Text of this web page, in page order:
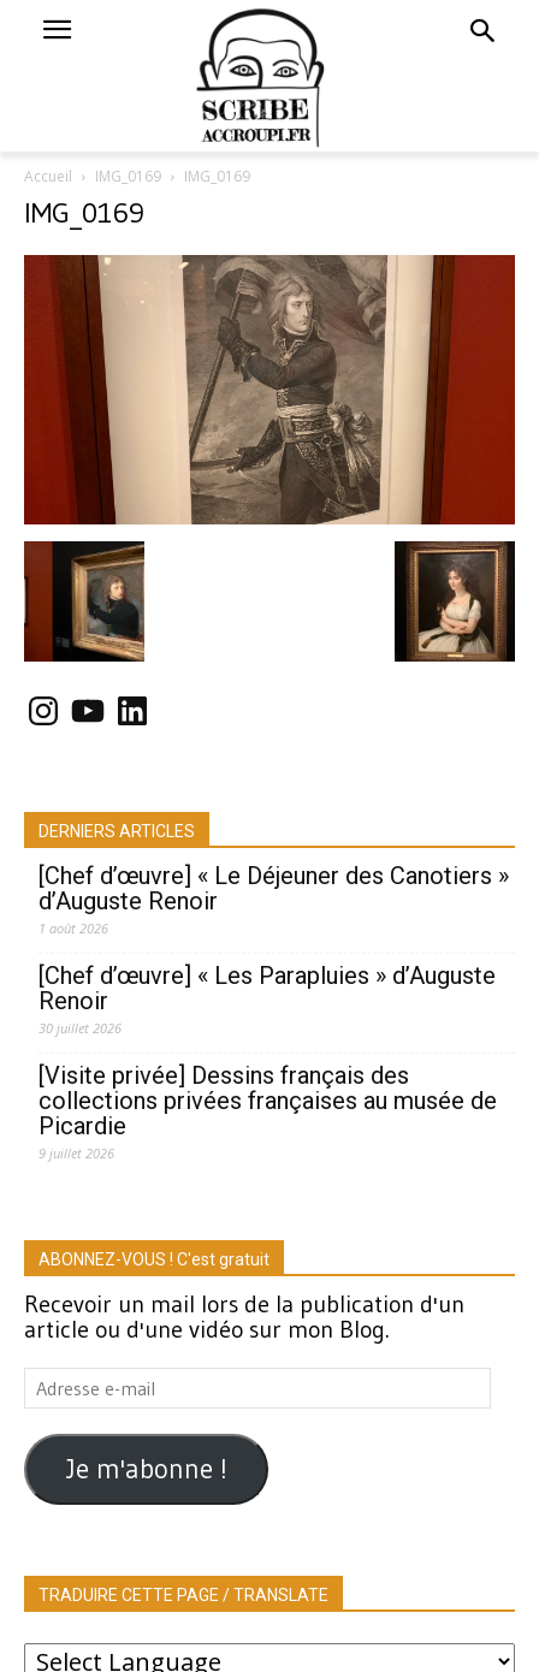
Accueil IMG_0169 IMG_0169
IMG_0169
Instagram
YouTubeLinkedIn
DERNIERS ARTICLES
[Chef d’œuvre] « Le Déjeuner des Canotiers »
d’Auguste Renoir
1 août 2026
[Chef d’œuvre] « Les Parapluies » d’Auguste
Renoir
30 juillet 2026
[Visite privée] Dessins français des
collections privées françaises au musée de
Picardie
9 juillet 2026
ABONNEZ-VOUS ! C'est gratuit
Recevoir un mail lors de la publication d'un
article ou d'une vidéo sur mon Blog.
Adresse
e-
mail
Je m'abonne !
TRADUIRE CETTE PAGE / TRANSLATE